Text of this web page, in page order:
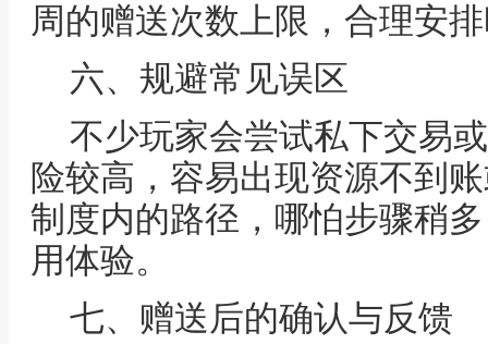
周的赠送次数上限，合理安
六、规避常见误区
不少玩家会尝试私下交易
险较高，容易出现资源不到
制度内的路径，哪怕步骤稍
用体验。
七、赠送后的确认与反馈